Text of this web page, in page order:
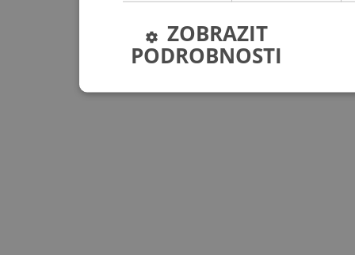
ZOBRAZIT
PODROBNOSTI